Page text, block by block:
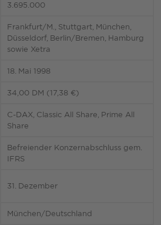
3.695.000
Frankfurt/M., Stuttgart, München,
Düsseldorf, Berlin/Bremen, Hamburg
sowie Xetra
18. Mai 1998
34,00 DM (17,38 €)
C-DAX, Classic All Share, Prime All
Share
Befreiender Konzernabschluss gem.
IFRS
31. Dezember
München/Deutschland